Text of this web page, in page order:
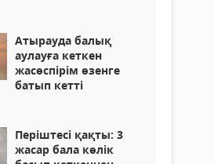
Атырауда балық
аулауға кеткен
жасөспірім өзенге
батып кетті
Періштесі қақты: 3
жасар бала көлік